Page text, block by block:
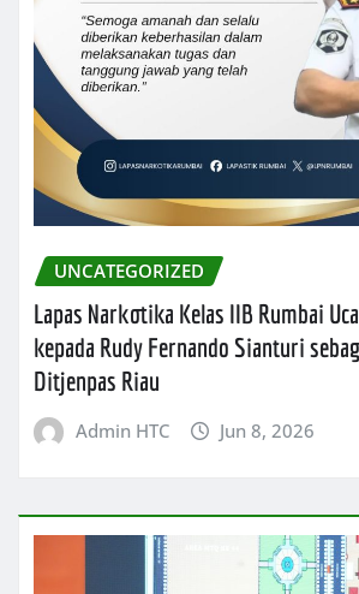
UNCATEGORIZED
Lapas Narkotika Kelas IIB Rumbai
kepada Rudy Fernando Sianturi
Ditjenpas Riau
Admin HTC Jun 8, 2026